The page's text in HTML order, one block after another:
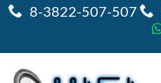
8-3822-507-507